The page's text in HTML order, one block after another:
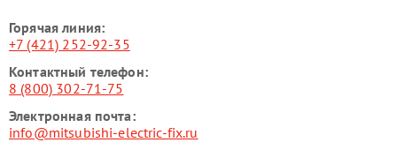
Горячая линия:
+7 (421) 252-92-35
Контактный телефон:
8 (800) 302-71-75
Электронная почта:
info@mitsubishi-electric-fix.ru